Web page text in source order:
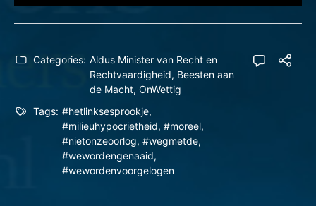
Categories: Aldus Minister van Recht en
Rechtvaardigheid, Beesten aan
de Macht, OnWettig
Tags: #hetlinksesprookje,
#milieuhypocrietheid, #moreel,
#nietonzeoorlog, #wegmetde,
#wewordengenaaid,
#wewordenvoorgelogen